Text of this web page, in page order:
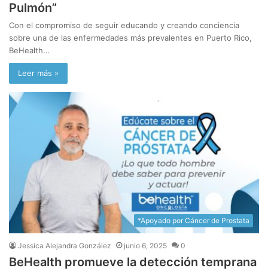
Pulmón”
Con el compromiso de seguir educando y creando conciencia
sobre una de las enfermedades más prevalentes en Puerto Rico,
BeHealth…
Leer más »
*Apoyado por Cáncer de Prostata
Jessica Alejandra González junio 6, 2025 0
BeHealth promueve la detección temprana